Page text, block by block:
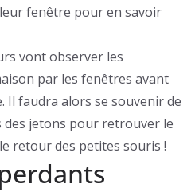
fenêtre pour en savoir
vont observer les
par les fenêtres avant
Il faudra alors se souvenir de
des jetons pour retrouver le
retour des petites souris !